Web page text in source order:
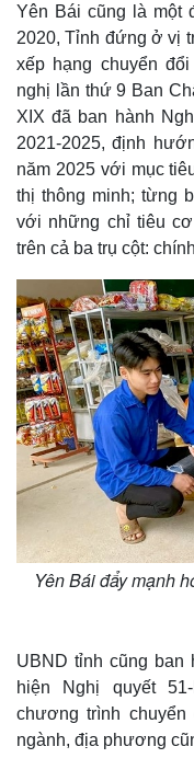
Kinh tế
Bất động sản
Khởi nghiệp
Yên Bái cũng là một
2020, Tỉnh đứng ở vị
xếp hạng chuyển
nghị lần thứ 9 Ban
XIX đã ban hành
2021-2025, định
năm 2025 với mục
thị thông minh; từng
với những chỉ tiêu
trên cả ba trụ cột:
Yên Bái đẩy mạnh
UBND tỉnh cũng ban
hiện Nghị quyết
chương trình
ngành, địa phương